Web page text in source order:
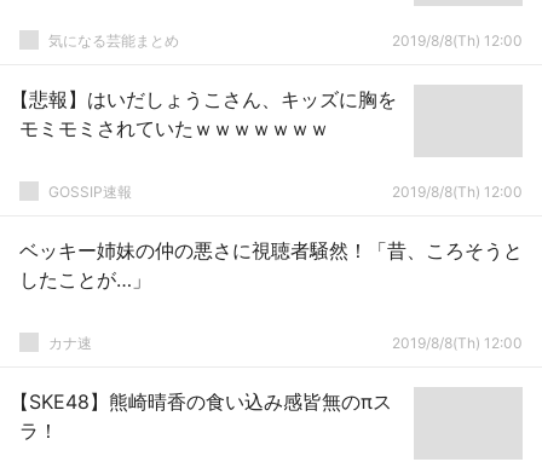
気になる芸能まとめ 2019/8/8(Th) 12:00
【悲報】はいだしょうこさん、キッズに胸を
モミモミされていたｗｗｗｗｗｗｗ
GOSSIP速報 2019/8/8(Th) 12:00
ベッキー姉妹の仲の悪さに視聴者騒然！「昔、ころそうと
したことが…」
カナ速 2019/8/8(Th) 12:00
【SKE48】熊崎晴香の食い込み感皆無のπス
ラ！